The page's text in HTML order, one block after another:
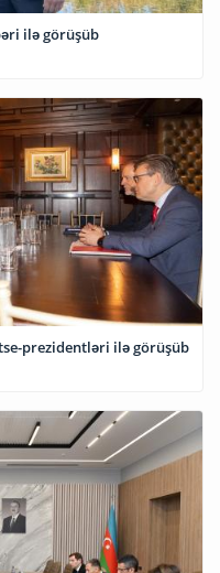
ilə görüşüb
prezidentləri ilə görüşüb